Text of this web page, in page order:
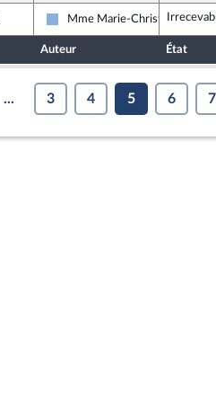
Droite Républicaine
Mme Marie-Christine Dalloz
Auteur État
... 3 4 5 6 7